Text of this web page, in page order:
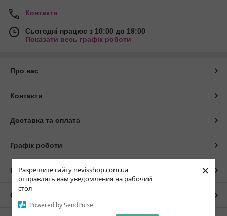
Разрешите сайту nevisshop.com.ua
отправлять вам уведомления на рабочий
стол
Powered by SendPulse
×
Контакти
Сьогодні працює з 10:00 до 19:00
Показати весь графік роботи
Про нас
Контакти
Доставка та оплата
Графік роботи
Повна версія сайту
Сайт створено на маркетплейсі